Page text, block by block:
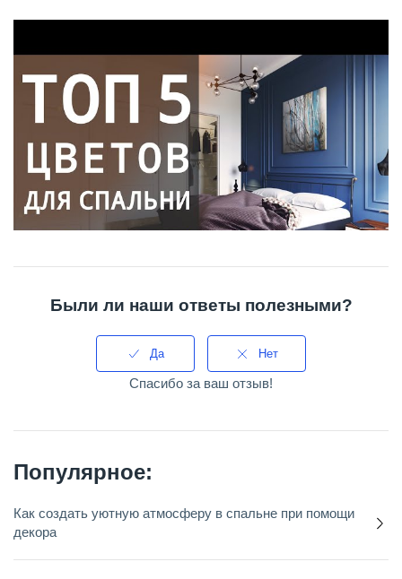
Были ли наши ответы полезными?
Да Нет
Спасибо за ваш отзыв!
Популярное:
Как создать уютную атмосферу в спальне при помощи
декора